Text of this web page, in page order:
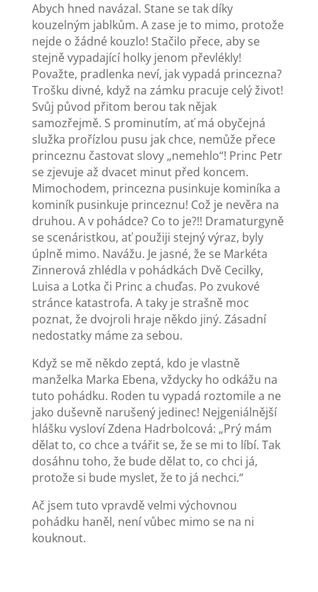
Abych hned navázal. Stane se tak díky
kouzelným jablkům. A zase je to mimo, protože
nejde o žádné kouzlo! Stačilo přece, aby se
stejně vypadající holky jenom převlékly!
Považte, pradlenka neví, jak vypadá princezna?
Trošku divné, když na zámku pracuje celý život!
Svůj původ přitom berou tak nějak
samozřejmě. S prominutím, ať má obyčejná
služka prořízlou pusu jak chce, nemůže přece
princeznu častovat slovy „nemehlo“! Princ Petr
se zjevuje až dvacet minut před koncem.
Mimochodem, princezna pusinkuje kominíka a
kominík pusinkuje princeznu! Což je nevěra na
druhou. A v pohádce? Co to je?!! Dramaturgyně
se scenáristkou, ať použiji stejný výraz, byly
úplně mimo. Navážu. Je jasné, že se Markéta
Zinnerová zhlédla v pohádkách Dvě Cecilky,
Luisa a Lotka či Princ a chuďas. Po zvukové
stránce katastrofa. A taky je strašně moc
poznat, že dvojroli hraje někdo jiný. Zásadní
nedostatky máme za sebou.
Když se mě někdo zeptá, kdo je vlastně
manželka Marka Ebena, vždycky ho odkážu na
tuto pohádku. Roden tu vypadá roztomile a ne
jako duševně narušený jedinec! Nejgeniálnější
hlášku vysloví Zdena Hadrbolcová: „Prý mám
dělat to, co chce a tvářit se, že se mi to líbí. Tak
dosáhnu toho, že bude dělat to, co chci já,
protože si bude myslet, že to já nechci.“
Ač jsem tuto vpravdě velmi výchovnou
pohádku haněl, není vůbec mimo se na ni
kouknout.